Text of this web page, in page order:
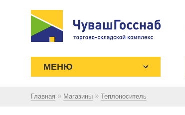
МЕНЮ
Главная » Магазины » Теплоноситель